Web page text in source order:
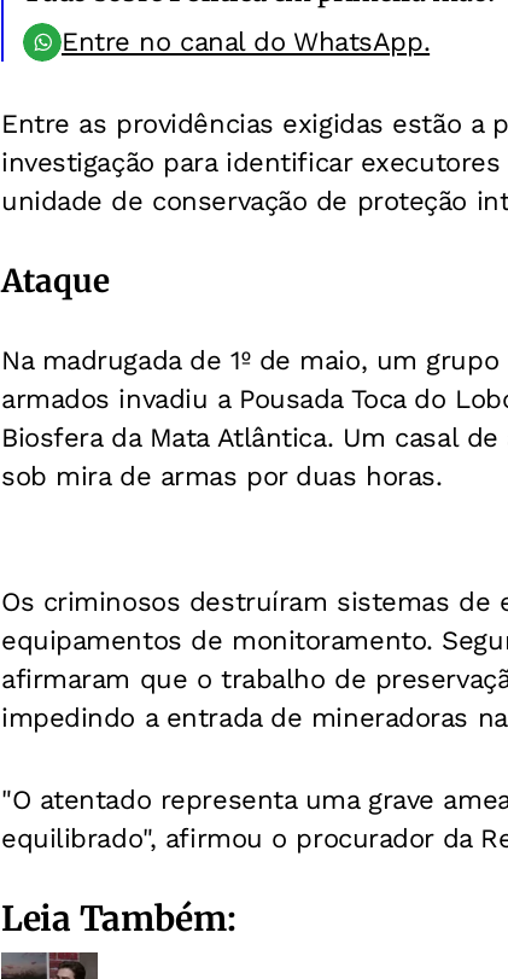
Entre no canal do WhatsApp.
Entre as providências exigidas estão a
investigação para identificar
unidade de conservação de proteção
Ataque
Na madrugada de 1º de maio, um
armados invadiu a Pousada Toca do
Biosfera da Mata Atlântica. Um casal
sob mira de armas por duas horas.
Os criminosos destruíram sistemas de
equipamentos de monitoramento.
afirmaram que o trabalho de
impedindo a entrada de mineradoras
"O atentado representa uma grave
equilibrado", afirmou o procurador da
Leia Também: